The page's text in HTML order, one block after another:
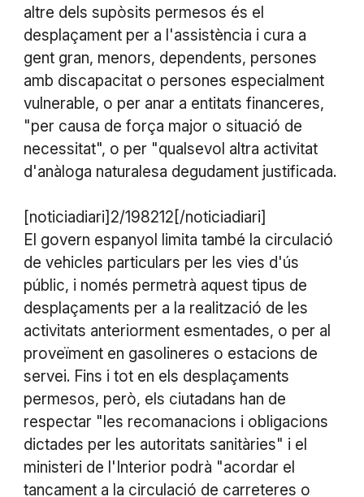
altre dels supòsits permesos és el
desplaçament per a l'assistència i cura a
gent gran, menors, dependents, persones
amb discapacitat o persones especialment
vulnerable, o per anar a entitats financeres,
"per causa de força major o situació de
necessitat", o per "qualsevol altra activitat
d'anàloga naturalesa degudament justificada.
[noticiadiari]2/198212[/noticiadiari]
El govern espanyol limita també la circulació
de vehicles particulars per les vies d'ús
públic, i només permetrà aquest tipus de
desplaçaments per a la realització de les
activitats anteriorment esmentades, o per al
proveïment en gasolineres o estacions de
servei. Fins i tot en els desplaçaments
permesos, però, els ciutadans han de
respectar "les recomanacions i obligacions
dictades per les autoritats sanitàries" i el
ministeri de l'Interior podrà "acordar el
tancament a la circulació de carreteres o